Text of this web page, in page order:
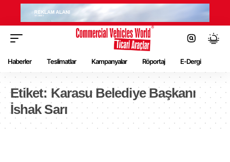
Haberler Teslimatlar Kampanyalar Röportaj E-Dergi
Etiket: Karasu Belediye Başkanı
İshak Sarı